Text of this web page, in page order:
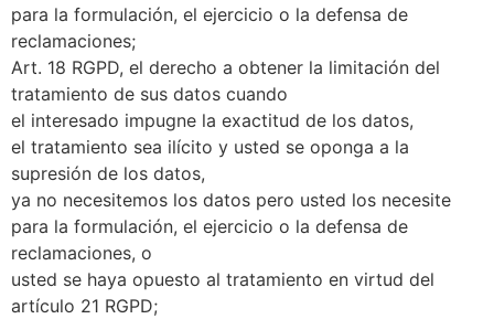
para la formulación, el ejercicio o la defensa de
reclamaciones;
Art. 18 RGPD, el derecho a obtener la limitación del
tratamiento de sus datos cuando
el interesado impugne la exactitud de los datos,
el tratamiento sea ilícito y usted se oponga a la
supresión de los datos,
ya no necesitemos los datos pero usted los necesite
para la formulación, el ejercicio o la defensa de
reclamaciones, o
usted se haya opuesto al tratamiento en virtud del
artículo 21 RGPD;